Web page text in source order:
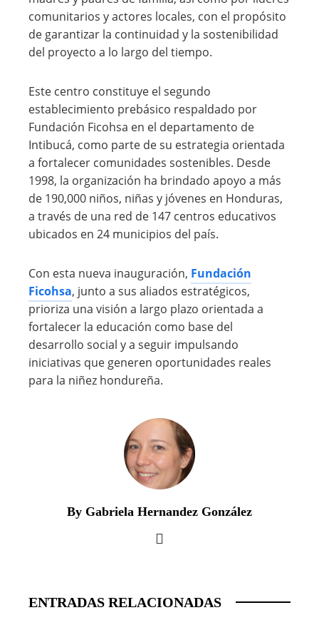
comunitarios y actores locales, con el propósito
de garantizar la continuidad y la sostenibilidad
del proyecto a lo largo del tiempo.
Este centro constituye el segundo
establecimiento prebásico respaldado por
Fundación Ficohsa en el departamento de
Intibucá, como parte de su estrategia orientada
a fortalecer comunidades sostenibles. Desde
1998, la organización ha brindado apoyo a más
de 190,000 niños, niñas y jóvenes en Honduras,
a través de una red de 147 centros educativos
ubicados en 24 municipios del país.
Con esta nueva inauguración, Fundación
Ficohsa, junto a sus aliados estratégicos,
prioriza una visión a largo plazo orientada a
fortalecer la educación como base del
desarrollo social y a seguir impulsando
iniciativas que generen oportunidades reales
para la niñez hondureña.
By Gabriela Hernandez González
ENTRADAS RELACIONADAS